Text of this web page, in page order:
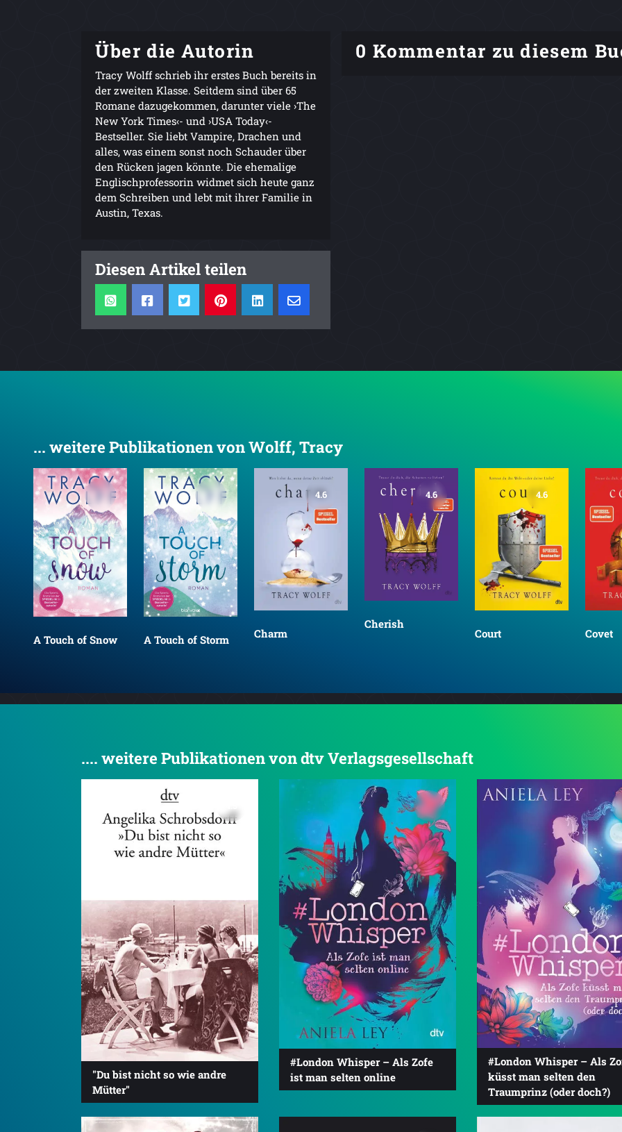
Über die Autorin
Tracy Wolff schrieb ihr erstes Buch bereits in
der zweiten Klasse. Seitdem sind über 65
Romane dazugekommen, darunter viele ›The
New York Times‹- und ›USA Today‹-
Bestseller. Sie liebt Vampire, Drachen und
alles, was einem sonst noch Schauder über
den Rücken jagen könnte. Die ehemalige
Englischprofessorin widmet sich heute ganz
dem Schreiben und lebt mit ihrer Familie in
Austin, Texas.
Diesen Artikel teilen
0 Kommentar zu diesem
... weitere Publikationen von Wolff, Tracy
A Touch of Snow A Touch of Storm
4.6
Charm
4.6
Cherish
4.6
Court Covet
.... weitere Publikationen von dtv Verlagsgesellschaft
"Du bist nicht so wie andre
Mütter"
#London Whisper – Als Zofe
ist man selten online
#London Whisper – Als
küsst man selten den
Traumprinz (oder doch?)